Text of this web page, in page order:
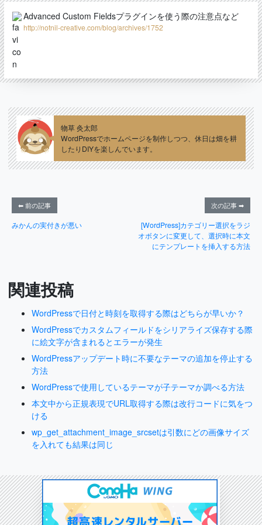
Advanced Custom Fieldsプラグインを使う際の注意点など
http://notnil-creative.com/blog/archives/1752
物草 灸太郎
WordPressでホームページを制作しつつ、休日は畑を耕
したりDIYを楽しんでいます。
⬅ 前の記事
みかんの実付きが悪い
次の記事 ➡
[WordPress]カテゴリー選択をラジ
オボタンに変更して、選択時に本文
にテンプレートを挿入する方法
関連投稿
WordPressで日付と時刻を取得する際はどちらが早いか？
WordPressでカスタムフィールドをシリアライズ保存する際
に絵文字が含まれるとエラーが発生
WordPressアップデート時に不要なテーマの追加を停止する
方法
WordPressで使用しているテーマが子テーマか調べる方法
本文中から正規表現でURL取得する際は改行コードに気をつ
ける
wp_get_attachment_image_srcsetは引数にどの画像サイズ
を入れても結果は同じ